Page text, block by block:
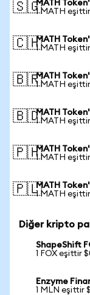
🇸🇬MATH
1 MATH
🇨🇭MATH
1 MATH
🇧🇷MATH
1 MATH eşittir
🇧🇩MATH
1 MATH
🇵🇭MATH
1 MATH
🇵🇱MATH
1 MATH
Diğer kripto
ShapeShift
1 FOX eşittir
Enzyme
1 MLN eşittir